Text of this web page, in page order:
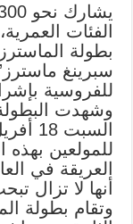
الفئات
بطولة
سبرينغ
للفروسية
وشهدت
للمولعين بهذه
العريقة في
أنها لا تزال
وتقام بطولة